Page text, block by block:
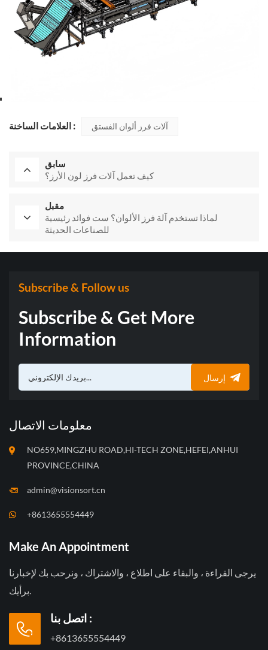
العلامات الساخنة : آلات فرز ألوان الفستق
سابق
كيف تعمل آلات فرز لون الأرز؟
مقبل
لماذا تستخدم آلة فرز الألوان؟ ست فوائد رئيسية
للصناعات الحديثة
Subscribe & Follow us
Subscribe & Get More
Information
إرسال
معلومات الاتصال
NO659,MINGZHU ROAD,HI-TECH ZONE,HEFEI,ANHUI
PROVINCE,CHINA
admin@visionsort.cn
+8613655554449
Make An Appointment
يرجى القراءة ، والبقاء على اطلاع ، والاشتراك ، ونرحب بك لإخبارنا
اتصل بنا :
+8613655554449